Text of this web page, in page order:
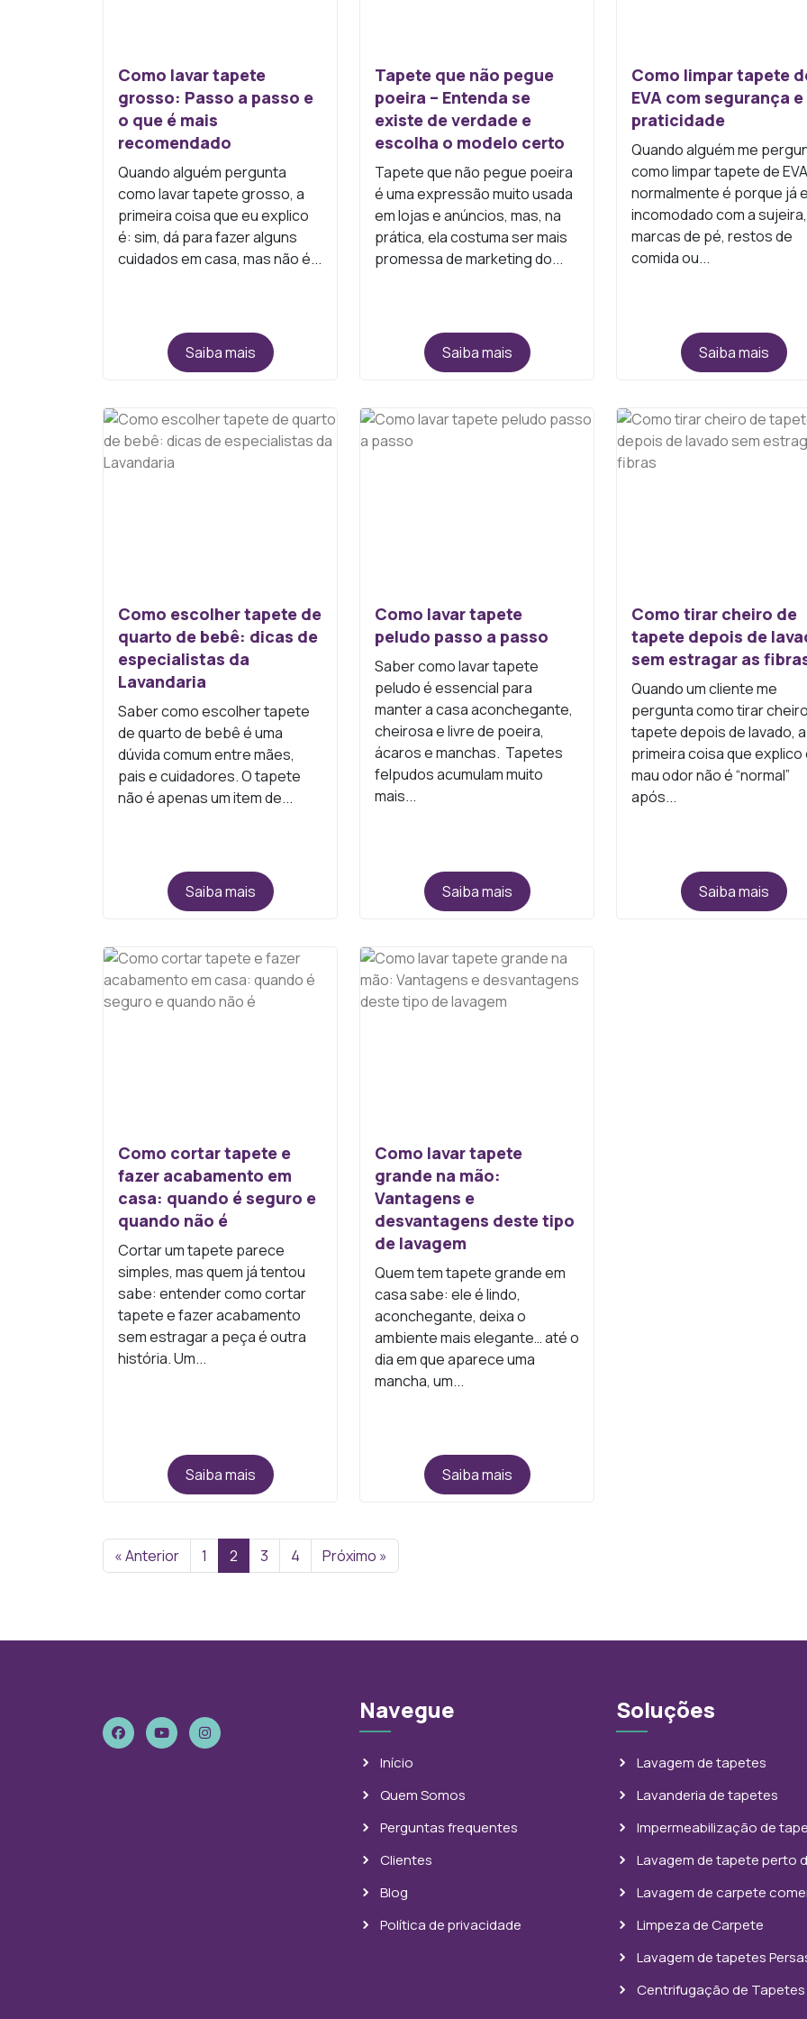
Como lavar tapete
grosso: Passo a passo e
o que é mais
recomendado
Quando alguém pergunta
como lavar tapete grosso, a
primeira coisa que eu explico
é: sim, dá para fazer alguns
cuidados em casa, mas não é...
Saiba mais
Tapete que não pegue
poeira – Entenda se
existe de verdade e
escolha o modelo certo
Tapete que não pegue poeira
é uma expressão muito usada
em lojas e anúncios, mas, na
prática, ela costuma ser mais
promessa de marketing do...
Saiba mais
Como limpar tapete
EVA com segurança e
praticidade
Quando alguém me
como limpar tapete de
normalmente é porque já
incomodado com a sujeira,
marcas de pé, restos de
comida ou...
Saiba mais
Como escolher tapete de
quarto de bebê: dicas de
especialistas da
Lavandaria
Saber como escolher tapete
de quarto de bebê é uma
dúvida comum entre mães,
pais e cuidadores. O tapete
não é apenas um item de...
Saiba mais
Como lavar tapete
peludo passo a passo
Saber como lavar tapete
peludo é essencial para
manter a casa aconchegante,
cheirosa e livre de poeira,
ácaros e manchas. Tapetes
felpudos acumulam muito
mais...
Saiba mais
Como tirar cheiro de
tapete depois de
sem estragar as
Quando um cliente me
pergunta como tirar
tapete depois de lavado, a
primeira coisa que explico
mau odor não é “normal”
após...
Saiba mais
Como cortar tapete e
fazer acabamento em
casa: quando é seguro e
quando não é
Cortar um tapete parece
simples, mas quem já tentou
sabe: entender como cortar
tapete e fazer acabamento
sem estragar a peça é outra
história. Um...
Saiba mais
Como lavar tapete
grande na mão:
Vantagens e
desvantagens deste tipo
de lavagem
Quem tem tapete grande em
casa sabe: ele é lindo,
aconchegante, deixa o
ambiente mais elegante… até o
dia em que aparece uma
mancha, um...
Saiba mais
« Anterior 1 2 3 4 Próximo »
Navegue
Início
Quem Somos
Perguntas frequentes
Clientes
Blog
Política de privacidade
Soluções
Lavagem de tapetes
Lavanderia de tapetes
Impermeabilização de
Lavagem de tapete perto
Lavagem de carpete
Limpeza de Carpete
Lavagem de tapetes
Centrifugação de Tapetes